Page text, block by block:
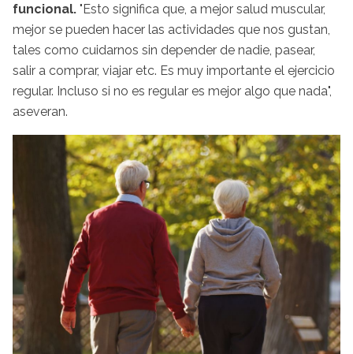
funcional. "Esto significa que, a mejor salud muscular,
mejor se pueden hacer las actividades que nos gustan,
tales como cuidarnos sin depender de nadie, pasear,
salir a comprar, viajar etc. Es muy importante el ejercicio
regular. Incluso si no es regular es mejor algo que nada",
aseveran.